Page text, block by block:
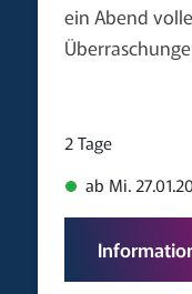
ein Abend
2 Tage
ab Mi.